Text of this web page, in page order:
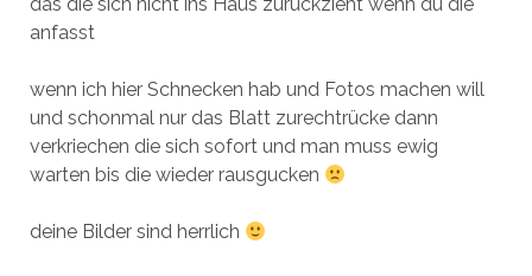
anfasst
wenn ich hier Schnecken hab und Fotos machen will
und schonmal nur das Blatt zurechtrücke dann
verkriechen die sich sofort und man muss ewig
warten bis die wieder rausgucken
deine Bilder sind herrlich